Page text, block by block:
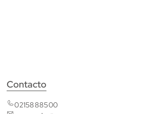
Contacto
0215888500